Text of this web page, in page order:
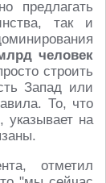
предлагать
так и
человек
строить
Запад или
То, что
на
отметил